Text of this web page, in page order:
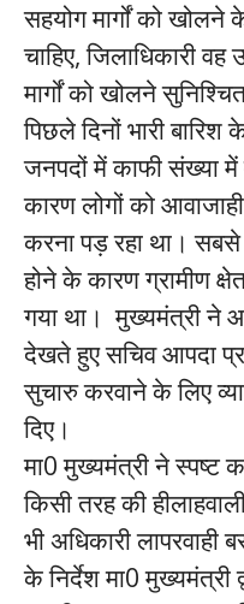
सहयोग मार्गों को खोलने
चाहिए, जिलाधिकारी
मार्गों को खोलने
पिछले दिनों भारी
जनपदों में काफी संख्या में
कारण लोगों को
करना पड़ रहा था।
होने के कारण ग्रामीण
गया था। मुख्यमंत्री ने
देखते हुए सचिव आपदा
सुचारु करवाने के लिए
दिए।
मा0 मुख्यमंत्री ने स्पष्ट
किसी तरह की
भी अधिकारी लापरवाही
के निर्देश मा0 मुख्यमंत्री